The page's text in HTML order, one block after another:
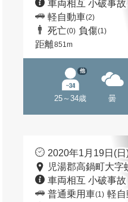
車両相互 小破事故
軽自動車(2)
死亡(0) 負傷(1)
距離851m
25～34歳
他
曇
2020年1月19日(
児湯郡高鍋町大字
車両相互 小破事故
普通乗用車(1) 軽自